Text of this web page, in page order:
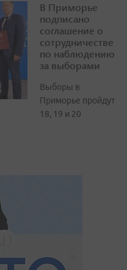
В Приморье
подписано
соглашение о
сотрудничестве
по наблюдению
за выборами
Выборы в
Приморье пройдут
18, 19 и 20